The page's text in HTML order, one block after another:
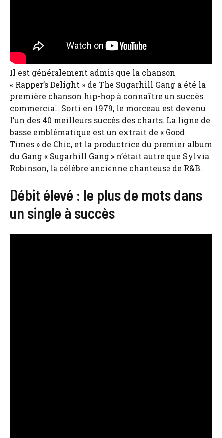
Il est généralement admis que la chanson
« Rapper’s Delight » de The Sugarhill Gang a été la
première chanson hip-hop à connaître un succès
commercial. Sorti en 1979, le morceau est devenu
l’un des 40 meilleurs succès des charts. La ligne de
basse emblématique est un extrait de « Good
Times » de Chic, et la productrice du premier album
du Gang « Sugarhill Gang » n’était autre que Sylvia
Robinson, la célèbre ancienne chanteuse de R&B.
Débit élevé : le plus de mots dans
un single à succès